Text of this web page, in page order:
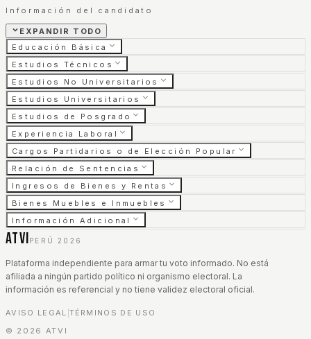
Información del candidato
EXPANDIR TODO
Educación Básica
Estudios Técnicos
Estudios No Universitarios
Estudios Universitarios
Estudios de Posgrado
Experiencia Laboral
Cargos Partidarios o de Elección Popular
Relación de Sentencias
Ingresos de Bienes y Rentas
Bienes Muebles e Inmuebles
Información Adicional
ATVI PERÚ 2026
Plataforma independiente para armar tu voto informado. No está
afiliada a ningún partido político ni organismo electoral. La
información es referencial y no tiene validez electoral oficial.
AVISO LEGAL TÉRMINOS DE USO
© 2026 ATVI